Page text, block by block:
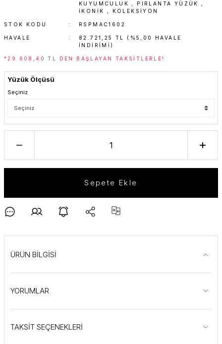
KUYUMCULUK
PIRLANTA YÜZÜK
İKONIK
KOLEKSİYON
STOK KODU RSPMAC1602
HAVALE
82.721,25 TL (%5,00 HAVALE
INDIRIMI)
*29.608,40 TL DEN BAŞLAYAN TAKSITLERLE!
Yüzük Ölçüsü
Seçiniz
Sepete Ekle
ÜRÜN BİLGİSİ
YORUMLAR
TAKSİT SEÇENEKLERİ